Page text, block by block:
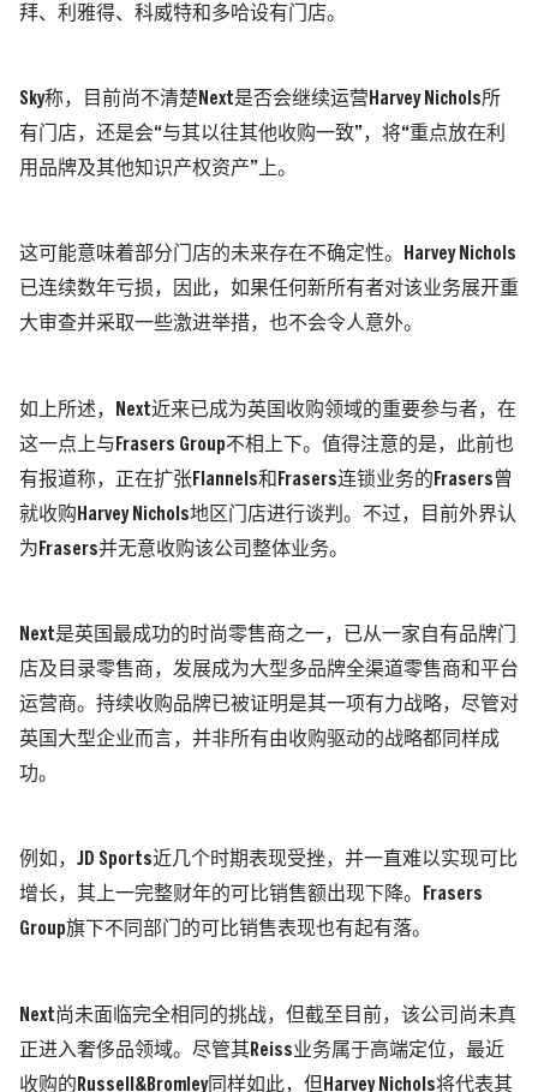
拜、利雅得、科威特和多哈设有门店。
Sky称，目前尚不清楚 Next是否会继续运营 Harvey Nichols所
有门店，还是会“与其以往其他收购一致” ，将“重点放在利
用品牌及其他知识产权资产”上。
这可能意味着部分门店的未来存在不确定性。
Harvey Nichols
已连续数年亏损，因此，如果任何新所有者对该业务展开重
大审查并采取一些激进举措，也不会令人意外。
如上所述， Next近来已成为英国收购领域的重要参与者，在
这一点上与 Frasers Group不相上下。值得注意的是，此前也
有报道称，正在扩张 Flannels和 Frasers连锁业务的 Frasers 曾
就收购 Harvey Nichols地区门店进行谈判。不过，目前外界认
为 Frasers并无意收购该公司整体业务。
Next是英国最成功的时尚零售商之一，已从一家自有品牌门
店及目录零售商，发展成为大型多品牌全渠道零售商和平台
运营商。持续收购品牌已被证明是其一项有力战略，尽管对
英国大型企业而言，并非所有由收购驱动的战略都同样成
功。
例如， JD Sports近几个时期表现受挫，并一直难以实现可比
增长，其上一完整财年的可比销售额出现下降。
Frasers
Group旗下不同部门的可比销售表现也有起有落。
Next 尚未面临完全相同的挑战，但截至目前，该公司尚未真
正进入奢侈品领域。尽管其 Reiss业务属于高端定位，最近
收购的 Russell&Bromley同样如此，但 Harvey Nichols将代表其